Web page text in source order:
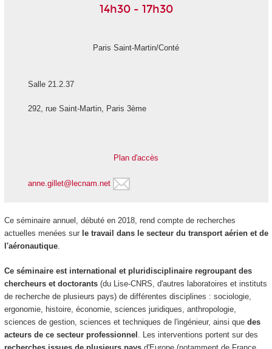
14h30 - 17h30
Paris Saint-Martin/Conté
Salle 21.2.37
292, rue Saint-Martin, Paris 3ème
Plan d'accès
anne.gillet@lecnam.net
Ce séminaire annuel, débuté en 2018, rend compte de recherches
actuelles menées sur le travail dans le secteur du transport aérien et de
l'aéronautique.
Ce séminaire est international et pluridisciplinaire regroupant des
chercheurs et doctorants(du Lise-CNRS, d'autres laboratoires et instituts
de recherche de plusieurs pays) de différentes disciplines : sociologie,
ergonomie, histoire, économie, sciences juridiques, anthropologie,
sciences de gestion, sciences et techniques de l'ingénieur, ainsi que des
acteurs de ce secteur professionnel
. Les interventions portent sur des